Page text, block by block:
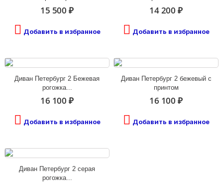
15 500 ₽
Добавить в избранное
14 200 ₽
Добавить в избранное
Диван Петербург 2 Бежевая
рогожка...
16 100 ₽
Добавить в избранное
Диван Петербург 2 бежевый с
принтом
16 100 ₽
Добавить в избранное
Диван Петербург 2 серая
рогожка...